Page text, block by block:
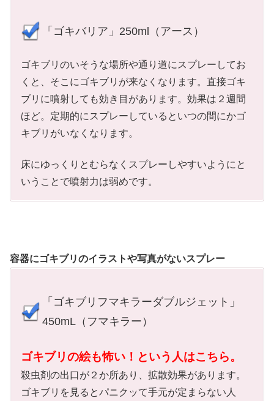
「ゴキバリア」250ml（アース）
ゴキブリのいそうな場所や通り道にスプレーしてお
くと、そこにゴキブリが来なくなります。直接ゴキ
ブリに噴射しても効き目があります。効果は２週間
ほど。定期的にスプレーしているといつの間にかゴ
キブリがいなくなります。
床にゆっくりとむらなくスプレーしやすいようにと
いうことで噴射力は弱めです。
容器にゴキブリのイラストや写真がないスプレー
「ゴキブリフマキラーダブルジェット」
450mL（フマキラー）
ゴキブリの絵も怖い！という人はこちら。
殺虫剤の出口が２か所あり、拡散効果があります。
ゴキブリを見るとパニクッて手元が定まらない人